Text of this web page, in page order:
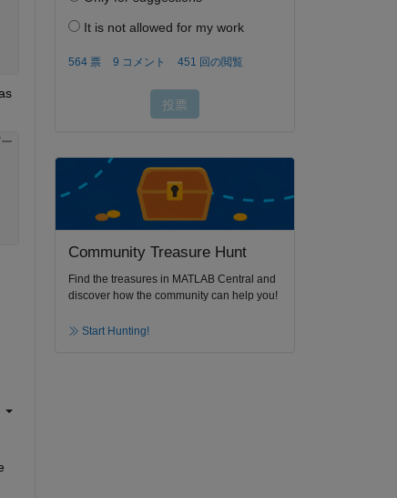
Community Treasure Hunt
Find the treasures in MATLAB Central and
discover how the community can help you!
Start Hunting!